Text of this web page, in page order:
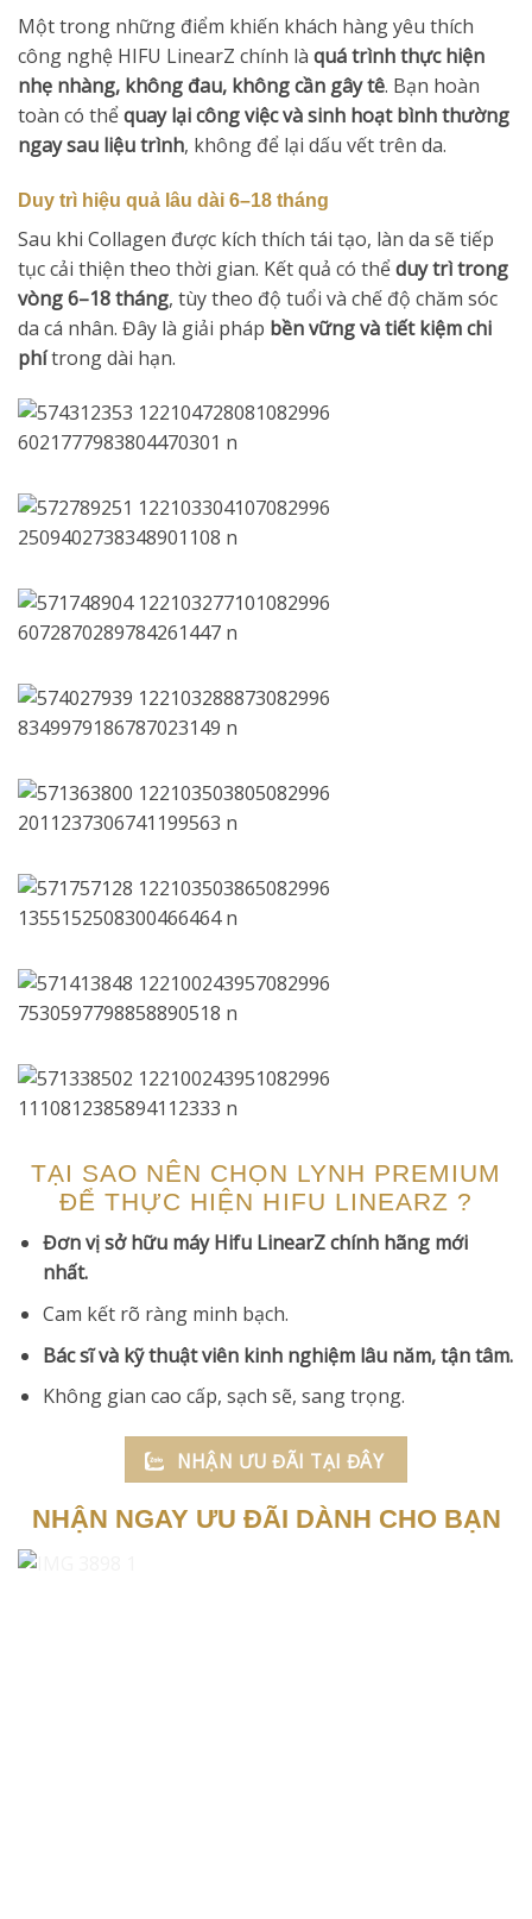
Một trong những điểm khiến khách hàng yêu thích
công nghệ HIFU LinearZ chính là quá trình thực hiện
nhẹ nhàng, không đau, không cần gây tê. Bạn hoàn
toàn có thểquay lại công việc và sinh hoạt bình thường
ngay sau liệu trình, không để lại dấu vết trên da.
Duy trì hiệu quả lâu dài 6–18 tháng
Sau khi Collagen được kích thích tái tạo, làn da sẽ tiếp
tục cải thiện theo thời gian. Kết quả có thểduy trì trong
vòng 6–18 tháng, tùy theo độ tuổi và chế độ chăm sóc
da cá nhân. Đây là giải pháp bền vững và tiết kiệm chi
phítrong dài hạn.
TẠI SAO NÊN CHỌN LYNH PREMIUM
ĐỂ THỰC HIỆN HIFU LINEARZ ?
Đơn vị sở hữu máy Hifu LinearZ chính hãng mới
nhất.
Cam kết rõ ràng minh bạch.
Bác sĩ và kỹ thuật viên kinh nghiệm lâu năm, tận tâm.
Không gian cao cấp, sạch sẽ, sang trọng.
NHẬN ƯU ĐÃI TẠI ĐÂY
NHẬN NGAY ƯU ĐÃI DÀNH CHO BẠN